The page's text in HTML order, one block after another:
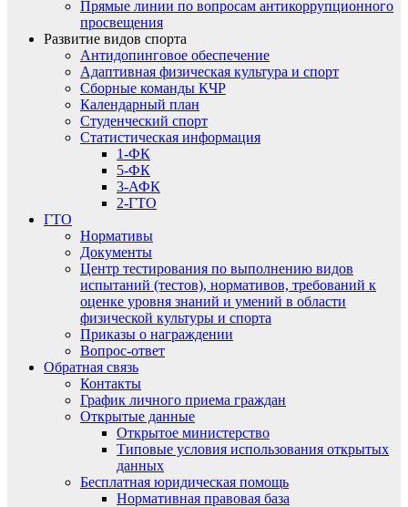
Прямые линии по вопросам антикоррупционного
просвещения
Развитие видов спорта
Антидопинговое обеспечение
Адаптивная физическая культура и спорт
Сборные команды КЧР
Календарный план
Студенческий спорт
Статистическая информация
1-ФК
5-ФК
3-АФК
2-ГТО
ГТО
Нормативы
Документы
Центр тестирования по выполнению видов
испытаний (тестов), нормативов, требований к
оценке уровня знаний и умений в области
физической культуры и спорта
Приказы о награждении
Вопрос-ответ
Обратная связь
Контакты
График личного приема граждан
Открытые данные
Открытое министерство
Типовые условия использования открытых
данных
Бесплатная юридическая помощь
Нормативная правовая база